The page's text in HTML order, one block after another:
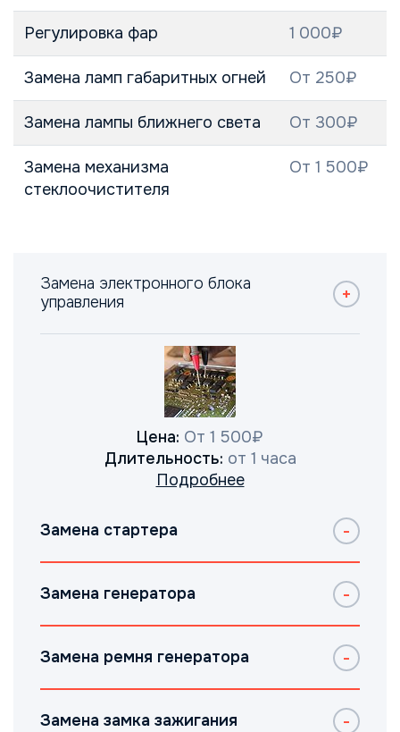
Регулировка фар 1 000₽
Замена ламп габаритных огней От 250₽
Замена лампы ближнего света От 300₽
Замена механизма
стеклоочистителя
От 1 500₽
Замена электронного блока
управления
Цена: От 1 500₽
Длительность: от 1 часа
Подробнее
Замена стартера
Замена генератора
Замена ремня генератора
Замена замка зажигания